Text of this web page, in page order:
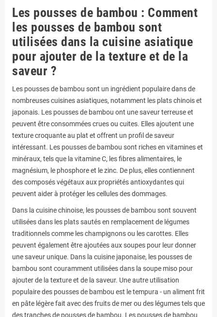
Les pousses de bambou : Comment
les pousses de bambou sont
utilisées dans la cuisine asiatique
pour ajouter de la texture et de la
saveur ?
Les pousses de bambou sont un ingrédient populaire dans de
nombreuses cuisines asiatiques, notamment les plats chinois et
japonais. Les pousses de bambou ont une saveur terreuse et
peuvent être consommées crues ou cuites. Elles ajoutent une
texture croquante au plat et offrent un profil de saveur
intéressant. Les pousses de bambou sont riches en vitamines et
minéraux, tels que la vitamine C, les fibres alimentaires, le
magnésium, le phosphore et le zinc. De plus, elles contiennent
des composés végétaux aux propriétés antioxydantes qui
peuvent aider à protéger les cellules des dommages.
Dans la cuisine chinoise, les pousses de bambou sont souvent
utilisées dans les plats sautés en remplacement de légumes
traditionnels comme les champignons ou les carottes. Elles
peuvent également être ajoutées aux soupes pour leur donner
une saveur unique. Dans la cuisine japonaise, les pousses de
bambou sont couramment utilisées dans la soupe miso pour
ajouter de la texture et de la saveur. Une autre utilisation
populaire des pousses de bambou est le tempura - un aliment frit
en pâte légère fait avec des fruits de mer ou des légumes tels que
des tranches de pousses de bambou. Les pousses de bambou